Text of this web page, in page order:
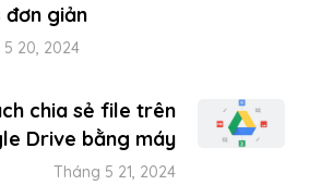
đơn giản
20, 2024
chia sẻ file trên
Drive bằng máy
Tháng 5 21, 2024